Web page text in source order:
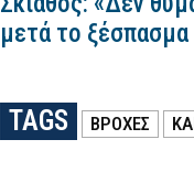
μετά το
TAGS ΒΡΟΧΕΣ